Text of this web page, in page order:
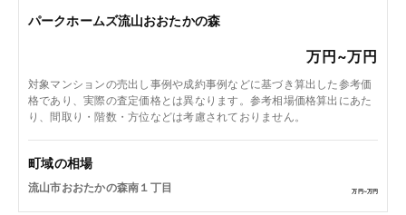
パークホームズ流山おおたかの森
万円~万円
対象マンションの売出し事例や成約事例などに基づき算出した参考価
格であり、実際の査定価格とは異なります。参考相場価格算出にあた
り、間取り・階数・方位などは考慮されておりません。
町域の相場
流山市おおたかの森南１丁目 万円~万円